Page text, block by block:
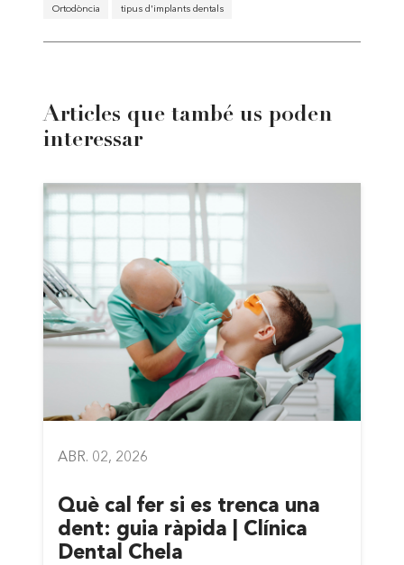
Ortodòncia tipus d'implants dentals
Articles que també us poden
interessar
ABR. 02, 2026
Què cal fer si es trenca una
dent: guia ràpida | Clínica
Dental Chela